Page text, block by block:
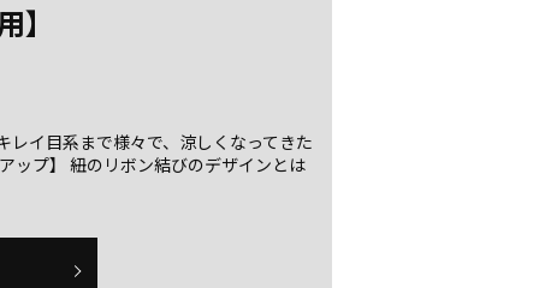
イ目系まで様々で、涼しくなってきた
ップ】 紐のリボン結びのデザインとは